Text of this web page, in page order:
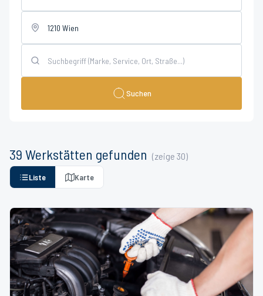
Suchen
39 Werkstätten gefunden (zeige 30)
Liste Karte